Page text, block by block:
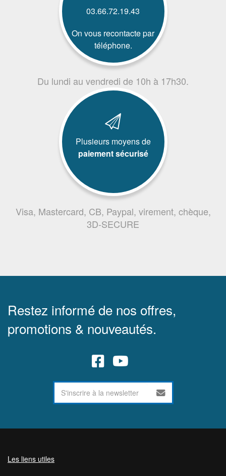
03.66.72.19.43
On vous recontacte par
téléphone.
Du lundi au vendredi de 10h à 17h30.
Plusieurs moyens de
paiement sécurisé
Visa, Mastercard, CB, Paypal, virement, chèque,
3D-SECURE
Restez informé de nos offres,
promotions & nouveautés.
Les liens utiles